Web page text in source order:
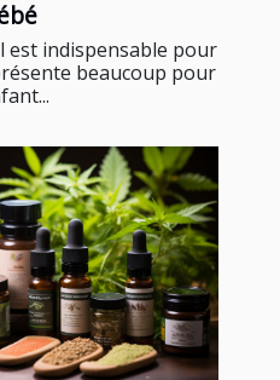
est indispensable pour
beaucoup pour